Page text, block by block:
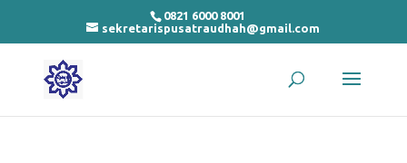
0821 6000 8001
sekretarispusatraudhah@gmail.com